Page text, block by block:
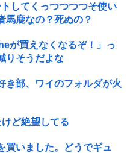
してくっつつつつそ使い
馬鹿なの？死ぬの？
が買えなくなるぞ！」っ
りそうだよな
き部、ワイのフォルダが火
ど絶望してる
買いました。どうでギュ